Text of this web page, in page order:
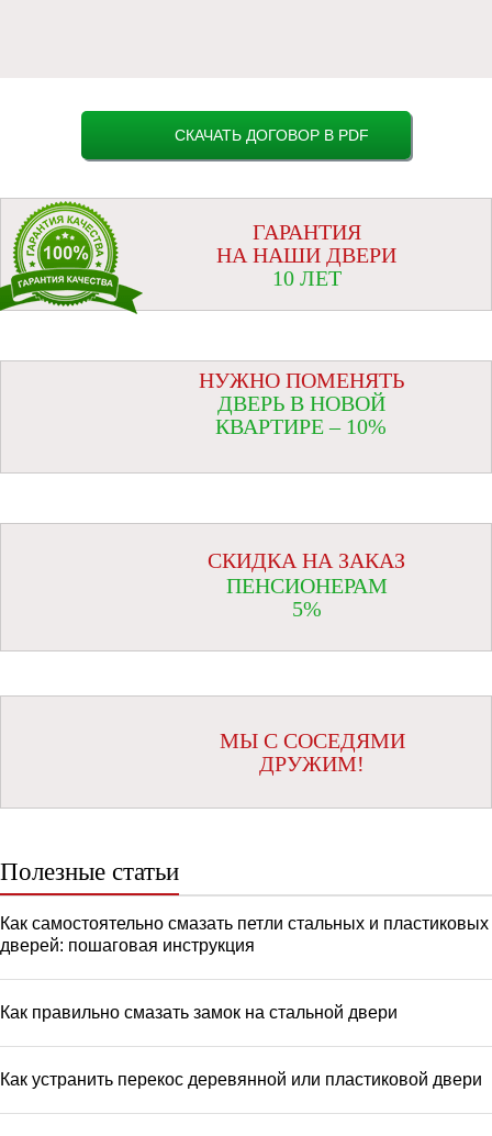
СКАЧАТЬ ДОГОВОР В PDF
ГАРАНТИЯ
НА НАШИ ДВЕРИ
10 ЛЕТ
НУЖНО ПОМЕНЯТЬ
ДВЕРЬ В НОВОЙ
КВАРТИРЕ – 10%
СКИДКА НА ЗАКАЗ
ПЕНСИОНЕРАМ
5%
МЫ С СОСЕДЯМИ
ДРУЖИМ!
Полезные статьи
Как самостоятельно смазать петли стальных и пластиковых
дверей: пошаговая инструкция
Как правильно смазать замок на стальной двери
Как устранить перекос деревянной или пластиковой двери